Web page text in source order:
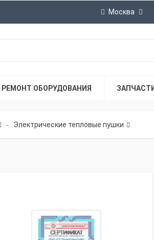
Москва
РЕМОНТ ОБОРУДОВАНИЯ ЗАПЧАСТИ
- Электрические тепловые пушки